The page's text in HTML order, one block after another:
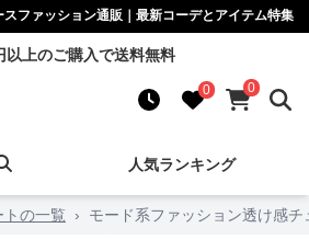
スファッション通販｜最新コーデとアイテム特集
以上のご購入で送料無料
0 0
人気ランキング
トの一覧 › モード系ファッション透け感